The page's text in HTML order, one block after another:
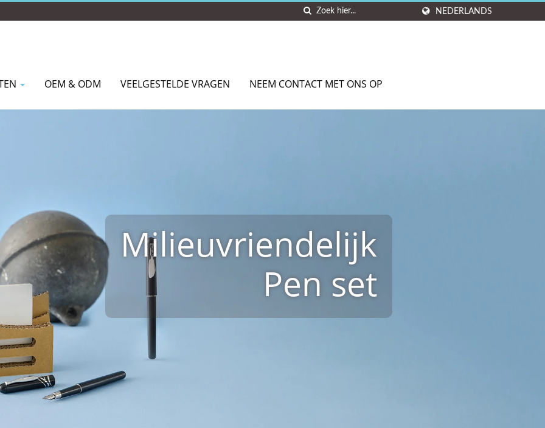
NEDERLANDS
OEM & ODM VEELGESTELDE VRAGEN NEEM CONTACT MET ONS OP
Milieuvriendelijk
Pen set